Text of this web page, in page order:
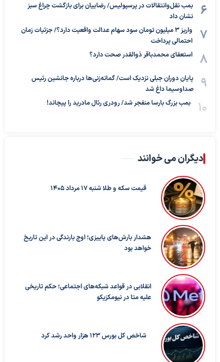
بمب نقل‌وانتقالات در پرسپولیس/ رضاییان برای بازگشت چراغ سبز
نشان داد
واریز ۳ میلیون تومان سود سهام عدالت واقعیت دارد؟/ جزئیات زمان
احتمالی پرداخت
استعفای محمدباقر ذوالقدر صحت دارد؟
پایان دوران جبلی نزدیک است/ گمانه‌زنی‌ها درباره جانشین رئیس
صداوسیما داغ شد
بمب بزرگ بارسا منفجر شد/ رودری رئال مادرید را پیچاند!
دیگران می خوانند
قیمت سکه و طلا شنبه 17 مرداد 1405
هشدار بارش‌های پاییزی؛ اوج بارندگی در این تاریخ
خواهد بود
انقلابی در قواعد شبکه‌های اجتماعی؛ حکم تاریخی
علیه متا در نیومکزیکو
شاخص کل بورس ۱۲۳ هزار واحد رشد کرد